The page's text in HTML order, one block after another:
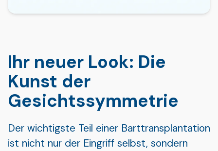
Ihr neuer Look: Die
Kunst der
Gesichtssymmetrie
Der wichtigste Teil einer Barttransplantation
ist nicht nur der Eingriff selbst, sondern